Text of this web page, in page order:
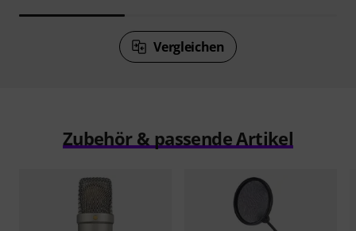
Vergleichen
Zubehör & passende Artikel